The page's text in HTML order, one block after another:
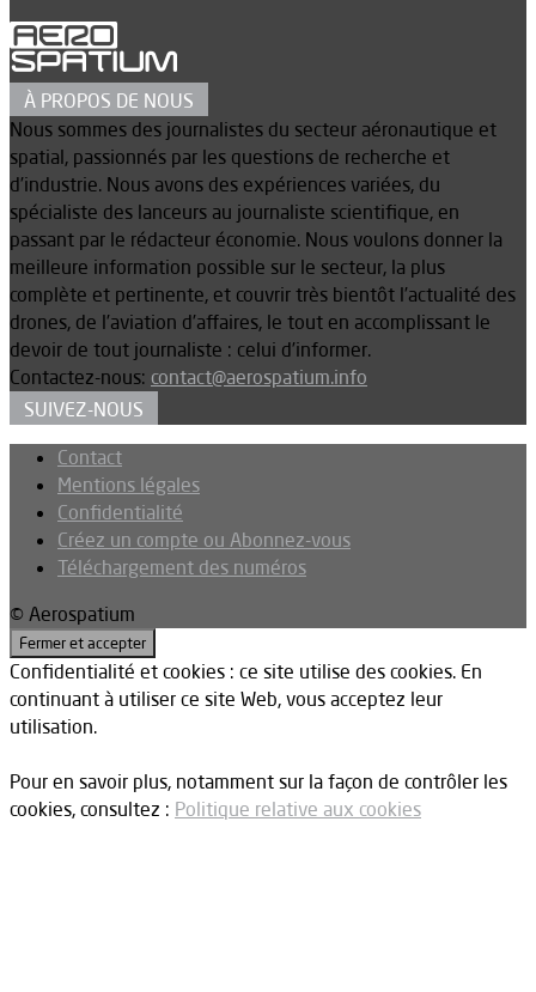
À PROPOS DE NOUS
Nous sommes des journalistes du secteur aéronautique et
spatial, passionnés par les questions de recherche et
d’industrie. Nous avons des expériences variées, du
spécialiste des lanceurs au journaliste scientifique, en
passant par le rédacteur économie. Nous voulons donner la
meilleure information possible sur le secteur, la plus
complète et pertinente, et couvrir très bientôt l’actualité des
drones, de l’aviation d’affaires, le tout en accomplissant le
devoir de tout journaliste : celui d’informer.
Contactez-nous: contact@aerospatium.info
SUIVEZ-NOUS
Contact
Mentions légales
Confidentialité
Créez un compte ou Abonnez-vous
Téléchargement des numéros
© Aerospatium
Confidentialité et cookies : ce site utilise des cookies. En
continuant à utiliser ce site Web, vous acceptez leur
utilisation.
Pour en savoir plus, notamment sur la façon de contrôler les
cookies, consultez : Politique relative aux cookies